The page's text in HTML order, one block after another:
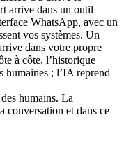
humains. La
conversation et dans ce